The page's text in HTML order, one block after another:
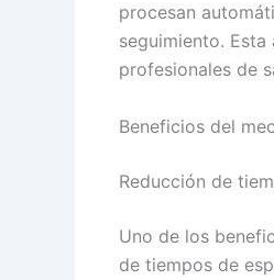
procesan
seguimiento.
profesionales de
Beneficios del
Reducción de
Uno de los
de tiempos de